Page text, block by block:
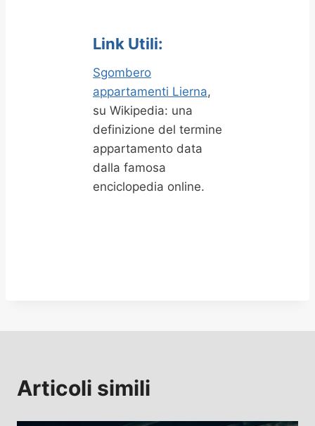
Link Utili:
Sgombero
appartamenti Lierna,
su Wikipedia: una
definizione del termine
appartamento data
dalla famosa
enciclopedia online.
Articoli simili